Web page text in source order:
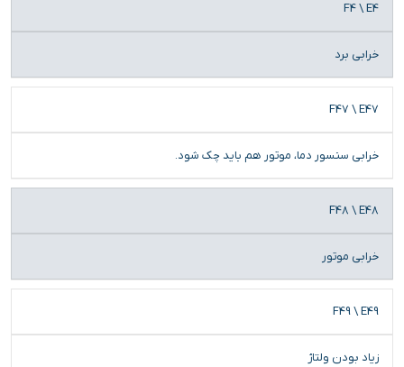
F4 \ E4
خرابی برد
F47 \ E47
خرابی سنسور دما، موتور هم باید چک شود.
F48 \ E48
خرابی موتور
F49 \ E49
زیاد بودن ولتاژ